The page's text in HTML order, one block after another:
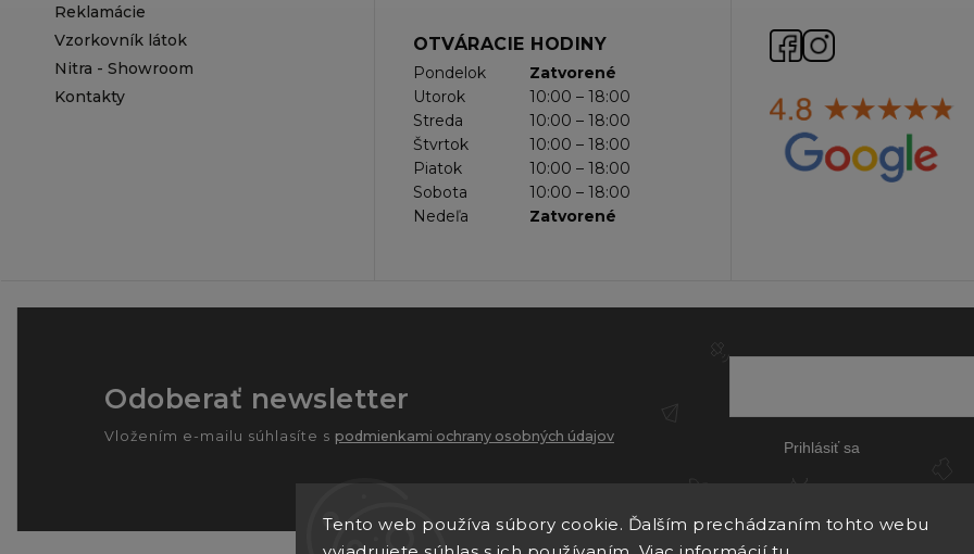
Tento web používa súbory cookie. Ďalším prechádzaním tohto webu
Reklamácie
Vzorkovník látok
Nitra - Showroom
Kontakty
OTVÁRACIE HODINY
Pondelok
Zatvorené
Utorok
10:00 – 18:00
Streda
10:00 – 18:00
Štvrtok
10:00 – 18:00
Piatok
10:00 – 18:00
Sobota
10:00 – 18:00
Nedeľa
Zatvorené
Odoberať newsletter
Vložením e-mailu súhlasíte s podmienkami ochrany osobných údajov
Prihlásiť sa